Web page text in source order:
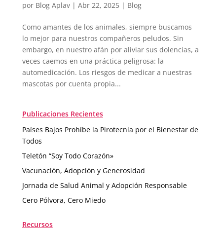
por Blog Aplav| Abr 22, 2025| Blog
Como amantes de los animales, siempre buscamos
lo mejor para nuestros compañeros peludos. Sin
embargo, en nuestro afán por aliviar sus dolencias, a
veces caemos en una práctica peligrosa: la
automedicación. Los riesgos de medicar a nuestras
mascotas por cuenta propia...
Publicaciones Recientes
Países Bajos Prohíbe la Pirotecnia por el Bienestar de
Todos
Teletón “Soy Todo Corazón»
Vacunación, Adopción y Generosidad
Jornada de Salud Animal y Adopción Responsable
Cero Pólvora, Cero Miedo
Recursos